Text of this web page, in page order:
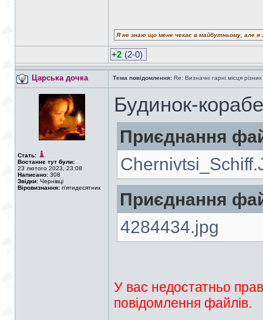
Я не знаю що мене чекає в майбутньому, але
+2 (2-0)
Царська дочка Тема повідомлення: Re: Визначні гарні місця
Стать:
Востаннє тут були:
23 лютого 2023, 23:08
Написано: 308
Звідки: Чернівці
Віровизнання: п'ятидесятник
Будинок-
Приєднання
Приєднання
4284434.jpg
У вас недостатньо
повідомлення файлів.